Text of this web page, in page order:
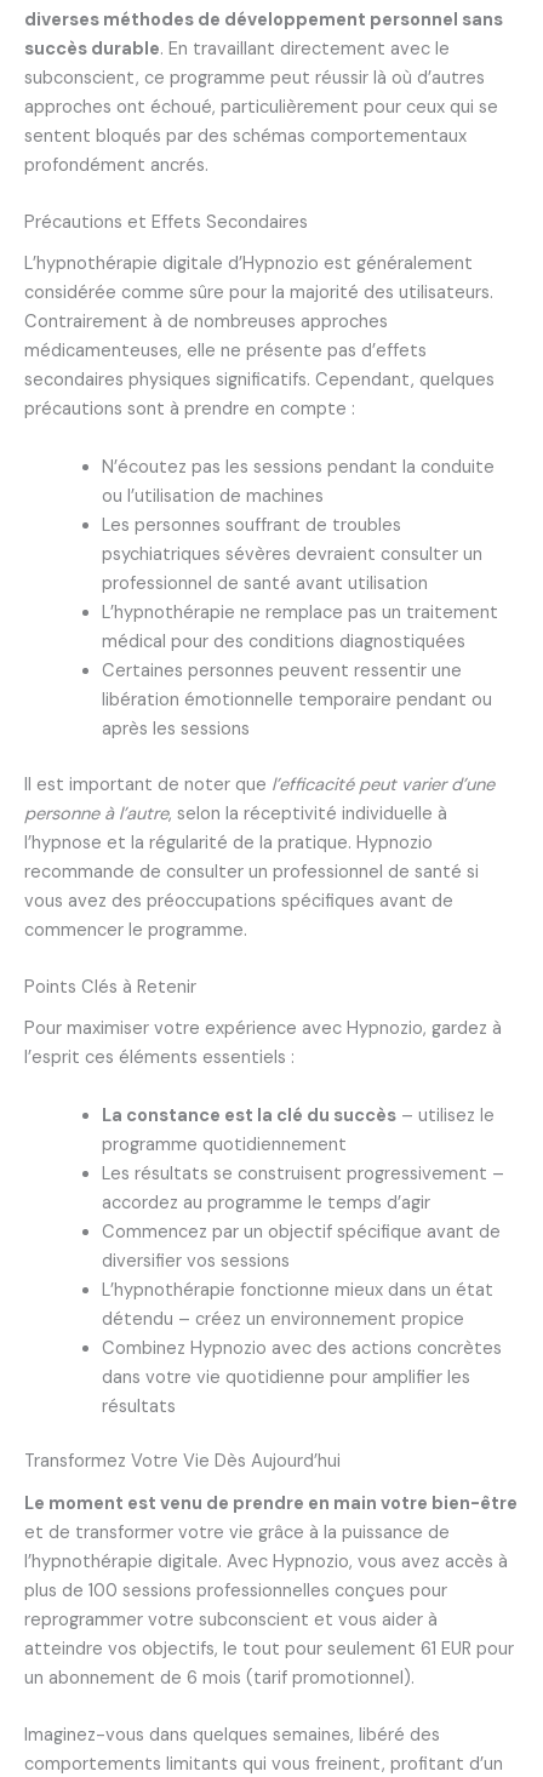
diverses méthodes de développement personnel sans
succès durable. En travaillant directement avec le
subconscient, ce programme peut réussir là où d’autres
approches ont échoué, particulièrement pour ceux qui se
sentent bloqués par des schémas comportementaux
profondément ancrés.
Précautions et Effets Secondaires
L’hypnothérapie digitale d’Hypnozio est généralement
considérée comme sûre pour la majorité des utilisateurs.
Contrairement à de nombreuses approches
médicamenteuses, elle ne présente pas d’effets
secondaires physiques significatifs. Cependant, quelques
précautions sont à prendre en compte :
N’écoutez pas les sessions pendant la conduite
ou l’utilisation de machines
Les personnes souffrant de troubles
psychiatriques sévères devraient consulter un
professionnel de santé avant utilisation
L’hypnothérapie ne remplace pas un traitement
médical pour des conditions diagnostiquées
Certaines personnes peuvent ressentir une
libération émotionnelle temporaire pendant ou
après les sessions
Il est important de noter que l’efficacité peut varier d’une
personne à l’autre, selon la réceptivité individuelle à
l’hypnose et la régularité de la pratique. Hypnozio
recommande de consulter un professionnel de santé si
vous avez des préoccupations spécifiques avant de
commencer le programme.
Points Clés à Retenir
Pour maximiser votre expérience avec Hypnozio, gardez à
l’esprit ces éléments essentiels :
La constance est la clé du succès– utilisez le
programme quotidiennement
Les résultats se construisent progressivement –
accordez au programme le temps d’agir
Commencez par un objectif spécifique avant de
diversifier vos sessions
L’hypnothérapie fonctionne mieux dans un état
détendu – créez un environnement propice
Combinez Hypnozio avec des actions concrètes
dans votre vie quotidienne pour amplifier les
résultats
Transformez Votre Vie Dès Aujourd’hui
Le moment est venu de prendre en main votre bien-être
et de transformer votre vie grâce à la puissance de
l’hypnothérapie digitale. Avec Hypnozio, vous avez accès à
plus de 100 sessions professionnelles conçues pour
reprogrammer votre subconscient et vous aider à
atteindre vos objectifs, le tout pour seulement 61 EUR pour
un abonnement de 6 mois (tarif promotionnel).
Imaginez-vous dans quelques semaines, libéré des
comportements limitants qui vous freinent, profitant d’un